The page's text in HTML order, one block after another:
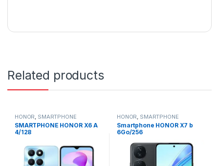
Related products
HONOR SMARTPHONE
SMARTPHONE HONOR X6 A
4/128
HONOR SMARTPHONE
Smartphone HONOR X7 b
6Go/256